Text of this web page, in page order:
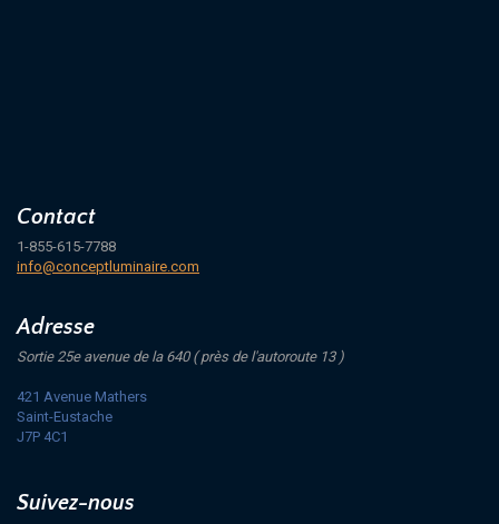
Contact
1-855-615-7788
info@conceptluminaire.com
Adresse
Sortie 25e avenue de la 640 ( près de l'autoroute 13 )
421 Avenue Mathers
Saint-Eustache
J7P 4C1
Suivez-nous